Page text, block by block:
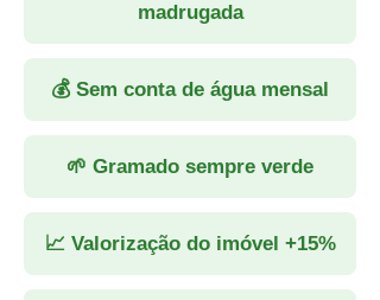
madrugada
💰 Sem conta de água mensal
🌱 Gramado sempre verde
📈 Valorização do imóvel +15%